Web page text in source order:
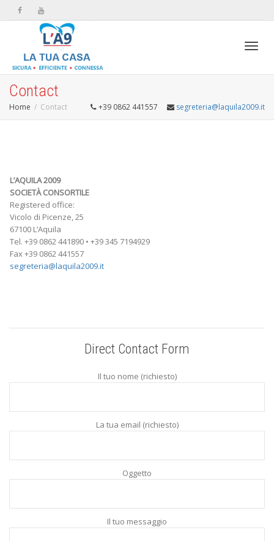
Contact
Home Contact +39 0862 441557 segreteria@laquila2009.it
L’AQUILA 2009
SOCIETÀ CONSORTILE
Registered office:
Vicolo di Picenze, 25
67100 L’Aquila
Tel. +39 0862 441890 • +39 345 7194929
Fax +39 0862 441557
segreteria@laquila2009.it
Direct Contact Form
Il tuo nome (richiesto)
La tua email (richiesto)
Oggetto
Il tuo messaggio